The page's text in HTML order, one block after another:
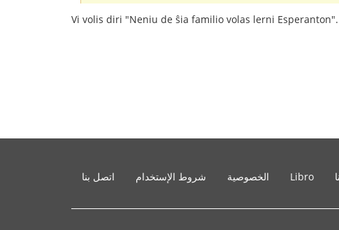
Vi volis diri "Neniu de ŝia familio volas lerni
Libro الخصوصية شروط الإستخدام اتصل بنا